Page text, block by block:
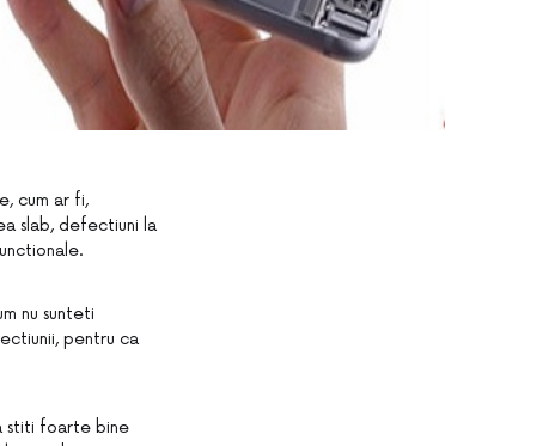
cum ar fi,
slab, defectiuni la
nu sunteti
pentru ca
stiti foarte bine